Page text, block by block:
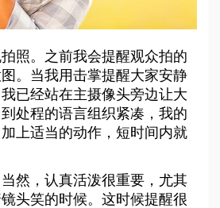
照。之前我会提醒观众拍的
。当我用击掌提醒大家安静
已经站在主摄像头旁边让大
处程的语言组织紧凑，我的
上适当的动作，短时间内就
然，认真活泼很重要，尤其
头笑的时候。这时候提醒很